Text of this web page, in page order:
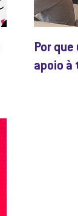
Por
apoio à